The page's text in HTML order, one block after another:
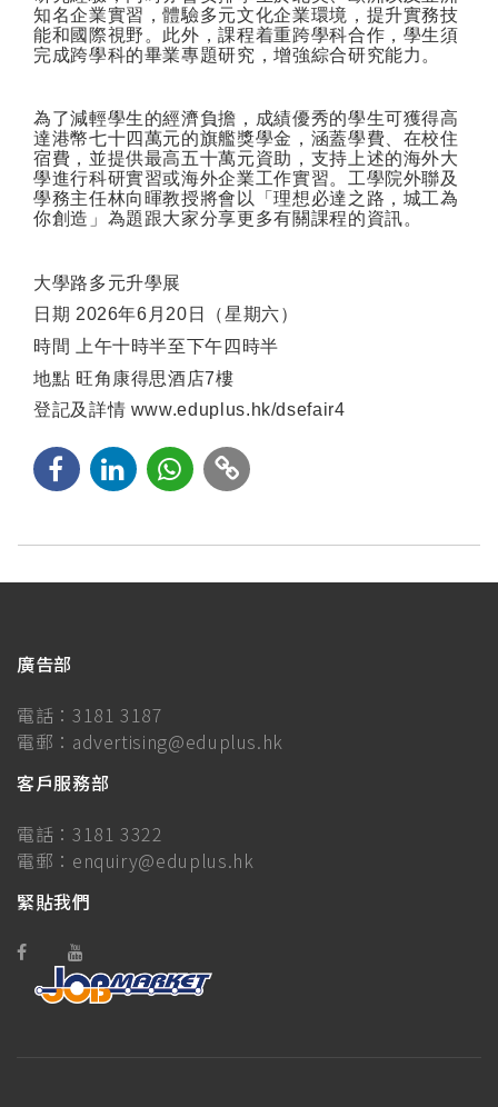
知名企業實習，體驗多元文化企業環境，提升實務技
能和國際視野。此外，課程着重跨學科合作，學生須
完成跨學科的畢業專題研究，增強綜合研究能力。
為了減輕學生的經濟負擔，成績優秀的學生可獲得高
達港幣七十四萬元的旗艦獎學金，涵蓋學費、在校住
宿費，並提供最高五十萬元資助，支持上述的海外大
學進行科研實習或海外企業工作實習。工學院外聯及
學務主任林向暉教授將會以「理想必達之路，城工為
你創造」為題跟大家分享更多有關課程的資訊。
大學路多元升學展
日期 2026年6 月 20 日（星期六）
時間
上午十時半至下午四時半
地點 旺角康得思酒店7樓
登記及詳情 www.eduplus.hk/dsefair4
廣告部
電話： 3181 3187
電郵： advertising@eduplus.hk
客戶服務部
電話： 3181 3322
電郵： enquiry@eduplus.hk
緊貼我們